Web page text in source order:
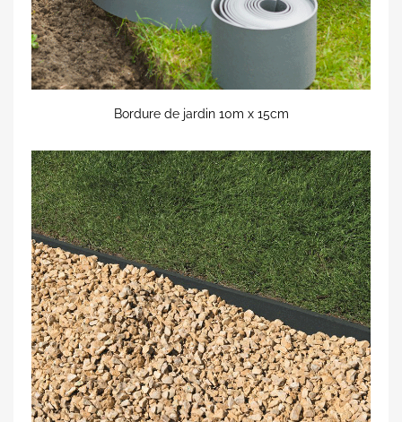
Bordure de jardin 10m x 15cm